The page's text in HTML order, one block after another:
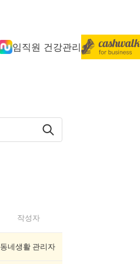
임직원 건강관리
작성자
동네생활 관리자